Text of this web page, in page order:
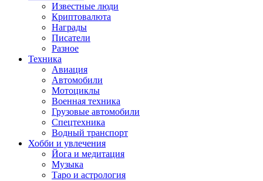
Известные люди
Криптовалюта
Награды
Писатели
Разное
Техника
Авиация
Автомобили
Мотоциклы
Военная техника
Грузовые автомобили
Спецтехника
Водный транспорт
Хобби и увлечения
Йога и медитация
Музыка
Таро и астрология